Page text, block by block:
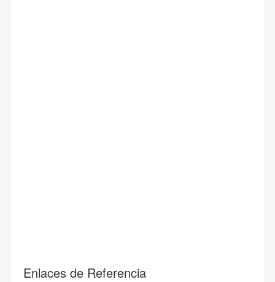
Enlaces de Referencia